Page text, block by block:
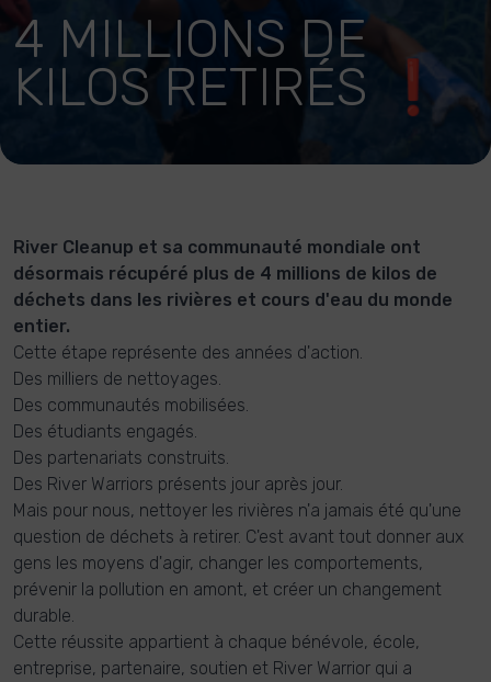
4 MILLIONS DE
KILOS RETIRÉS ❗
River Cleanup et sa communauté mondiale ont
désormais récupéré plus de 4 millions de kilos de
déchets dans les rivières et cours d'eau du monde
entier.
Cette étape représente des années d'action.
Des milliers de nettoyages.
Des communautés mobilisées.
Des étudiants engagés.
Des partenariats construits.
Des River Warriors présents jour après jour.
Mais pour nous, nettoyer les rivières n'a jamais été qu'une
question de déchets à retirer. C'est avant tout donner aux
gens les moyens d'agir, changer les comportements,
prévenir la pollution en amont, et créer un changement
durable.
Cette réussite appartient à chaque bénévole, école,
entreprise, partenaire, soutien et River Warrior qui a